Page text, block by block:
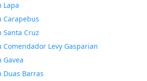
Lapa
Carapebus
Santa Cruz
Comendador Levy Gasparian
Gavea
Duas Barras